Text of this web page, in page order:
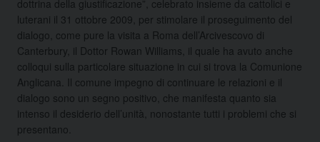
dottrina della giustificazione”, celebrato insieme da cattolici e
luterani il 31 ottobre 2009, per stimolare il proseguimento del
dialogo, come pure la visita a Roma dell’Arcivescovo di
Canterbury, il Dottor Rowan Williams, il quale ha avuto anche
colloqui sulla particolare situazione in cui si trova la Comunione
Anglicana. Il comune impegno di continuare le relazioni e il
dialogo sono un segno positivo, che manifesta quanto sia
intenso il desiderio dell’unità, nonostante tutti i problemi che si
presentano.